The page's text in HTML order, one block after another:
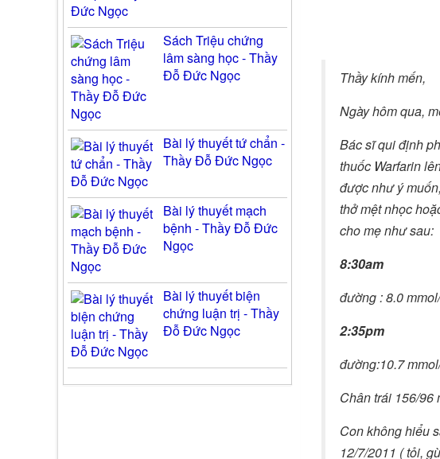
Thầy kính mến,
Ngày hôm qua,
Bác sĩ qui định
thuốc Warfarin
được như ý
thở mệt nhọc
cho mẹ như sau:
8:30am
đường : 8.0
2:35pm
đường:10.7
Chân trái 156/96
Con không hiểu
12/7/2011 ( tỏi,
Sách Triệu chứng
lâm sàng học - Thầy
Đỗ Đức Ngọc
Bài lý thuyết tứ chẩn -
Thầy Đỗ Đức Ngọc
Bài lý thuyết mạch
bệnh - Thầy Đỗ Đức
Ngọc
Bài lý thuyết biện
chứng luận trị - Thầy
Đỗ Đức Ngọc